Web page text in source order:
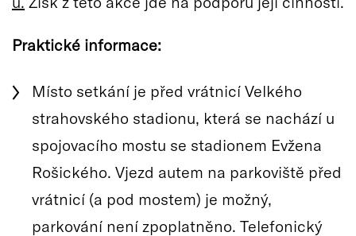
Praktické informace:
Místo setkání je před vrátnicí Velkého
strahovského stadionu, která se nachází u
spojovacího mostu se stadionem Evžena
Rošického. Vjezd autem na parkoviště před
vrátnicí (a pod mostem) je možný,
parkování není zpoplatněno. Telefonický